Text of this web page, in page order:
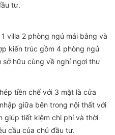
tư.
villa 2 phòng ngủ mái bằng và
kiến trúc gồm 4 phòng ngủ
hữu cùng về nghỉ ngơi thư
tiền chế với 3 mặt là cửa
giữa bên trong nội thất với
giúp tiết kiệm chi phí và thời
cầu của chủ đầu tư.